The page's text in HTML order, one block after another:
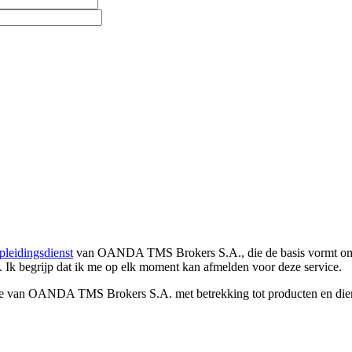
van OANDA TMS Brokers S.A., die de basis vormt
Ik begrijp dat ik me op elk moment kan afmelden voor deze service.
OANDA TMS Brokers S.A. met betrekking tot producten en